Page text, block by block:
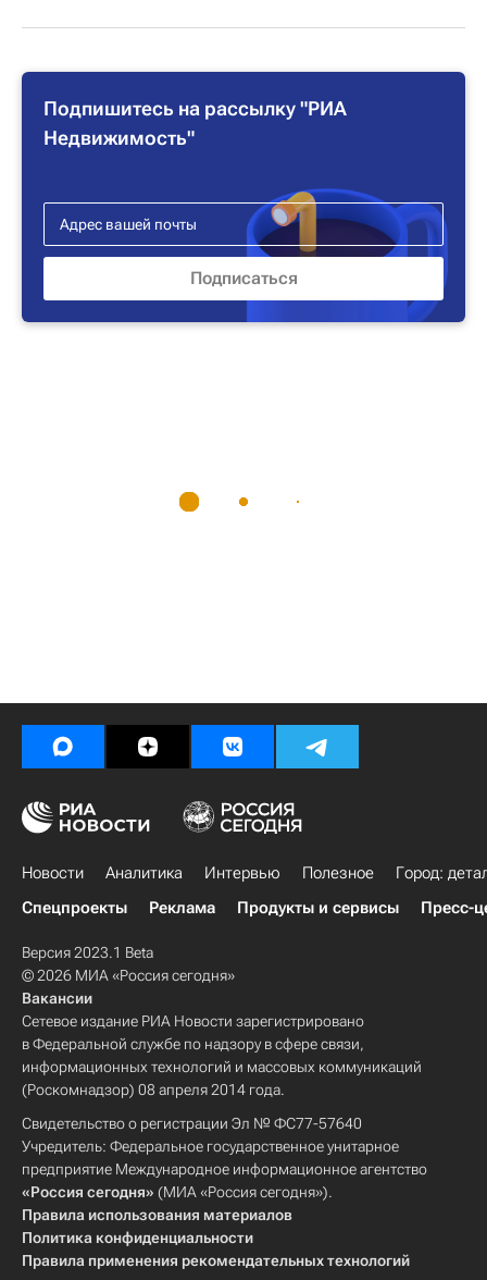
Подпишитесь на рассылку "РИА
Недвижимость"
Новости Аналитика Интервью Полезное
Город:
Спецпроекты
Реклама Продукты и сервисы Пресс-
Версия 2023.1 Beta
© 2026 МИА «Россия сегодня»
Вакансии
Сетевое издание РИА Новости зарегистрировано
в Федеральной службе по надзору в сфере связи,
информационных технологий и массовых коммуникаций
(Роскомнадзор) 08 апреля 2014 года.
Свидетельство о регистрации Эл № ФС77-57640
Учредитель: Федеральное государственное унитарное
предприятие Международное информационное агентство
«Россия сегодня» (МИА «Россия сегодня»).
Правила использования материалов
Политика конфиденциальности
Правила применения рекомендательных технологий